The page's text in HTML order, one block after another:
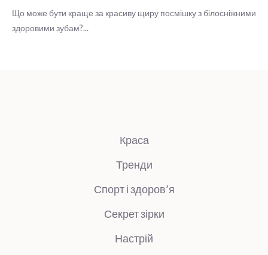
Краса
Тренди
Спорт і здоров’я
Секрет зірки
Настрій